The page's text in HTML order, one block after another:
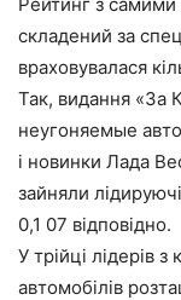
складений за
враховувалася
Так, видання «За
неугоняемые
і новинки Лада
зайняли
0,1 07 відповідно.
У трійці лідерів
автомобілів